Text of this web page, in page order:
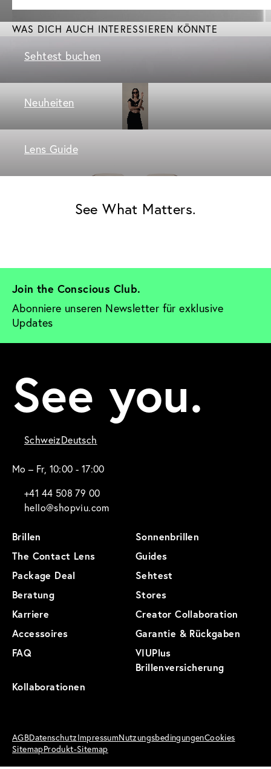
WAS DICH AUCH INTERESSIEREN KÖNNTE
Sehtest buchen
Neuheiten
Lens Guide
See What Matters.
Join the Conscious Club.
Abonniere unseren Newsletter für exklusive
Updates
See you.
SchweizDeutsch
Mo – Fr, 10:00 - 17:00
+41 44 508 79 00
hello@shopviu.com
Brillen
Sonnenbrillen
The Contact Lens
Guides
Package Deal
Sehtest
Beratung
Stores
Karriere
Creator Collaboration
Accessoires
Garantie & Rückgaben
FAQ
VIUPlus
Brillenversicherung
Kollaborationen
AGBDatenschutzImpressumNutzungsbedingungenCookies
SitemapProdukt-Sitemap